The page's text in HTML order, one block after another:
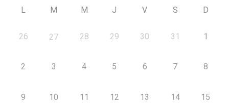
L M M J V S D
26 27 28 29 30 31 1
2 3 4 5 6 7 8
9 10 11 12 13 14 15